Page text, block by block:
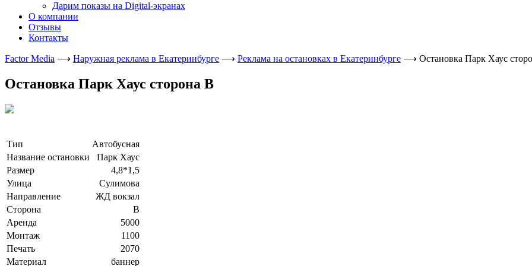
Дарим показы на Digital-экранах
О компании
Отзывы
Контакты
Factor Media ⟶ Наружная реклама в Екатеринбурге ⟶ Реклама на остановках в Екатеринбурге ⟶ Остановка Парк Хаус
Остановка Парк Хаус сторона В
Тип
Автобусная
Название остановки
Парк Хаус
Размер
4,8*1,5
Улица
Сулимова
Направление
ЖД вокзал
Сторона
В
Аренда
5000
Монтаж
1100
Печать
2070
Материал
баннер